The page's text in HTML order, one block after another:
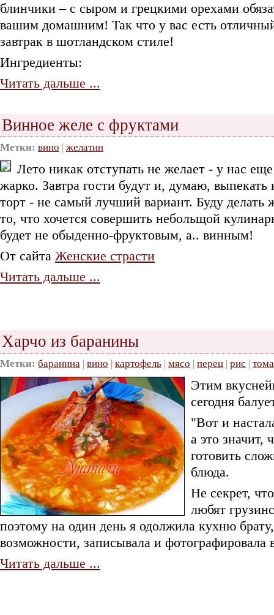
блинчики – с сыром и грецкими орехами
вашим домашним! Так что у вас есть
завтрак в шотландском стиле!
Ингредиенты:
Читать дальше ...
Винное желе с фруктами
Метки: вино | желатин
Лето никак отступать не желает - у нас
жарко. Завтра гости будут и, думаю, выпекать
торт - не самый лучший вариант. Буду делать
то, что хочется совершить небольщой
будет не обыденно-фруктовым, а.. винным!
От сайта Женские страсти
Читать дальше ...
Харчо из баранины
Метки: баранина | вино | картофель | мясо | перец | рис |
Этим
сегодня
"Вот и
а это значит,
готовить
блюда.
Не секрет,
любят
поэтому на один день я одолжила кухню
возможности, записывала и фотографировала
Читать дальше ...